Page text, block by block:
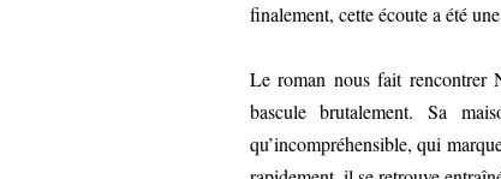
finalement, cette écoute a été
Le roman nous fait rencontrer
bascule brutalement. Sa
qu’incompréhensible, qui